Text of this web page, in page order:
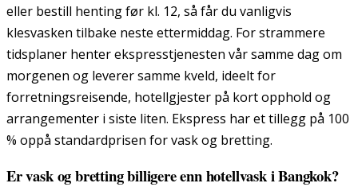
eller bestill henting før kl. 12, så får du vanligvis
klesvasken tilbake neste ettermiddag. For strammere
tidsplaner henter ekspresstjenesten vår samme dag om
morgenen og leverer samme kveld, ideelt for
forretningsreisende, hotellgjester på kort opphold og
arrangementer i siste liten. Ekspress har et tillegg på 100
% oppå standardprisen for vask og bretting.
Er vask og bretting billigere enn hotellvask i Bangkok?